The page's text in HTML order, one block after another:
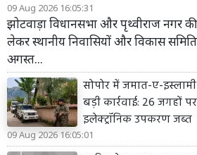
09 Aug 2026 16:05:31
झोटवाड़ा विधानसभा और पृथ्वीराज नगर
लेकर स्थानीय निवासियों और विकास
अगस्त...
सोपोर में जमात-ए-
बड़ी कार्रवाई: 26 जगहों
इलेक्ट्रॉनिक उपकरण जब्त
09 Aug 2026 16:05:01